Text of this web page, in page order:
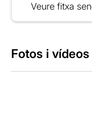
Veure fitxa
Fotos i vídeos